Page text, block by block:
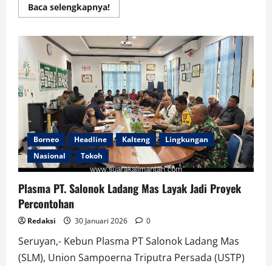
Baca selengkapnya!Read
more
ke-
41
Abu
Suwandi
PAN:
Tokoh
Aktif
DPRD
Kotabaru
Diharapkan
Jadi
Penggerak
Pembangunan
yang
Lebih
Amanah!
Borneo Headline Kalteng
Lingkungan
Nasional
Tokoh
Plasma PT. Salonok Ladang Mas Layak Jadi Proyek
Percontohan
Redaksi 30 Januari 2026 0
Seruyan,- Kebun Plasma PT Salonok Ladang Mas
(SLM), Union Sampoerna Triputra Persada (USTP)